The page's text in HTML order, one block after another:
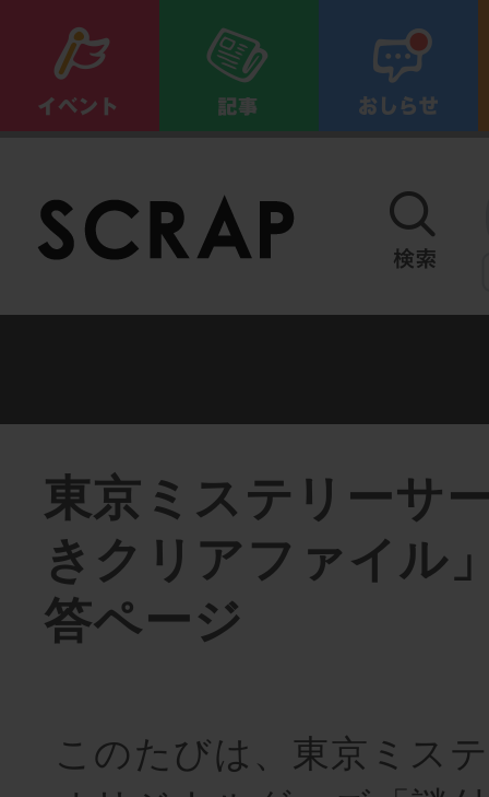
東京ミステリーサ
きクリアファイル
答ページ
このたびは、東京ミス